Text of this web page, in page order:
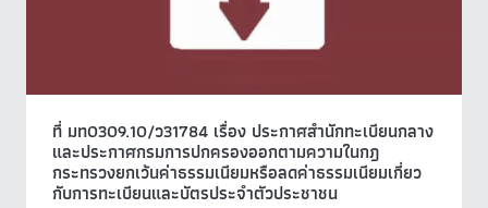
ที่ มท0309.10/ว31784 เรื่อง ประกาศสำนักทะเบียนกลาง
และประกาศกรมการปกครองออกตามความในกฎ
กระทรวงยกเว้นค่าธรรมเนียมหรือลดค่าธรรมเนียมเกี่ยว
กับการทะเบียนและบัตรประจำตัวประชาชน